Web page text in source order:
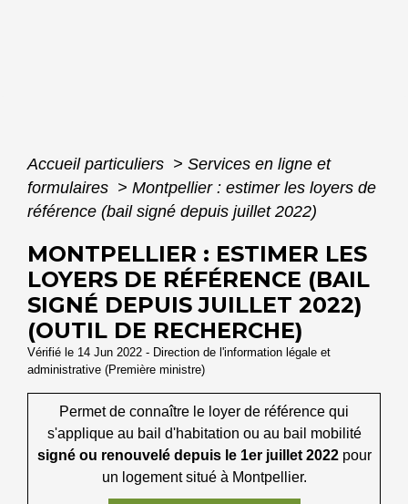
Accueil particuliers > Services en ligne et
formulaires > Montpellier : estimer les loyers de
référence (bail signé depuis juillet 2022)
MONTPELLIER : ESTIMER LES
LOYERS DE RÉFÉRENCE (BAIL
SIGNÉ DEPUIS JUILLET 2022)
(OUTIL DE RECHERCHE)
Vérifié le 14 Jun 2022 - Direction de l'information légale et
administrative (Première ministre)
Permet de connaître le loyer de référence qui
s'applique au bail d'habitation ou au bail mobilité
signé ou renouvelé depuis le 1erjuillet 2022pour
un logement situé à Montpellier.